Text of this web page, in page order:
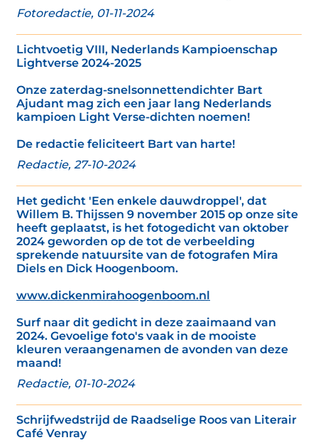
Fotoredactie, 01-11-2024
Lichtvoetig VIII, Nederlands Kampioenschap
Lightverse 2024-2025
Onze zaterdag-snelsonnettendichter Bart
Ajudant mag zich een jaar lang Nederlands
kampioen Light Verse-dichten noemen!
De redactie feliciteert Bart van harte!
Redactie, 27-10-2024
Het gedicht 'Een enkele dauwdroppel', dat
Willem B. Thijssen 9 november 2015 op onze site
heeft geplaatst, is het fotogedicht van oktober
2024 geworden op de tot de verbeelding
sprekende natuursite van de fotografen Mira
Diels en Dick Hoogenboom.
www.dickenmirahoogenboom.nl
Surf naar dit gedicht in deze zaaimaand van
2024. Gevoelige foto's vaak in de mooiste
kleuren veraangenamen de avonden van deze
maand!
Redactie, 01-10-2024
Schrijfwedstrijd de Raadselige Roos van Literair
Café Venray